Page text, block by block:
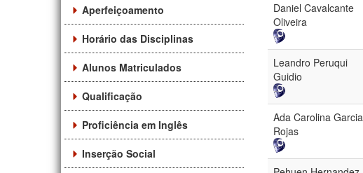
Aperfeiçoamento
Horário das Disciplinas
Alunos Matriculados
Qualificação
Proficiência em Inglês
Inserção Social
Daniel Cavalcante
Oliveira
Leandro Peruqui
Guidio
Ada Carolina Garcia
Rojas